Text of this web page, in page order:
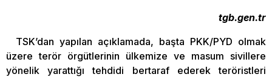
tgb.gen.tr
TSK’dan yapılan açıklamada, başta PKK/PYD olmak
üzere terör örgütlerinin ülkemize ve masum sivillere
yönelik yarattığı tehdidi bertaraf ederek teröristleri